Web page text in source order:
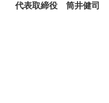
代表取締役 筒井健司